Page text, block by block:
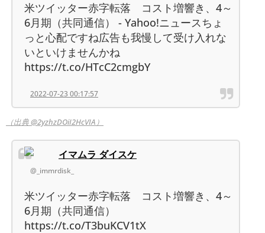
米ツイッター赤字転落 コスト増響き、4～
6月期（共同通信） - Yahoo!ニュースちょ
っと心配ですね広告も我慢して受け入れな
いといけませんかね
https://t.co/HTcC2cmgbY
2022-07-23 00:17:57
（出典 @2yzhzDOiI2HcVIA）
イマムラ ダイスケ
@_immrdisk_
米ツイッター赤字転落 コスト増響き、4～
6月期（共同通信）
https://t.co/T3buKCV1tX